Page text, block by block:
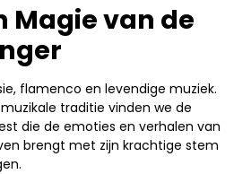
Magie van de
flamenco en levendige muziek.
traditie vinden we de
die de emoties en verhalen van
brengt met zijn krachtige stem